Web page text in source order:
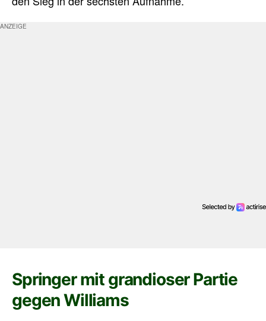
Springer mit grandioser Partie
gegen Williams